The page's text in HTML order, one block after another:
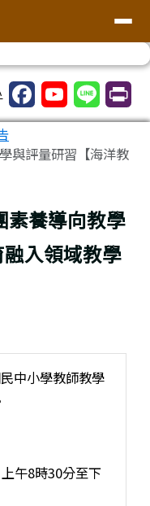
與評量研習【海洋教
素養導向教學
入領域教學
中小學教師教學
午8時30分至下